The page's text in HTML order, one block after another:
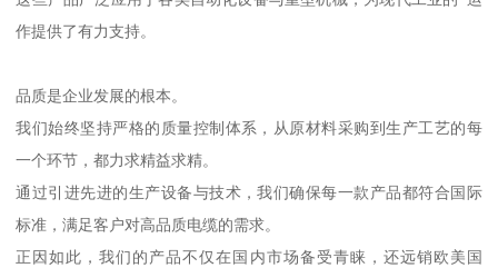
作提供了有力支持。
品质是企业发展的根本。
我们始终坚持严格的质量控制体系，从原材料采购到生产工艺的每
一个环节，都力求精益求精。
通过引进先进的生产设备与技术，我们确保每一款产品都符合国际
标准，满足客户对高品质电缆的需求。
正因如此，我们的产品不仅在国内市场备受青睐，还远销欧美国